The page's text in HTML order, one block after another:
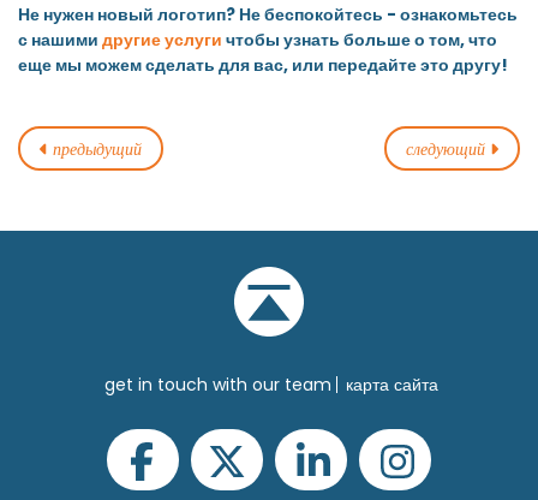
Не нужен новый логотип? Не беспокойтесь - ознакомьтесь
с нашими другие услуги чтобы узнать больше о том, что
еще мы можем сделать для вас, или передайте это другу!
предыдущий следующий
get in touch with our team карта сайта